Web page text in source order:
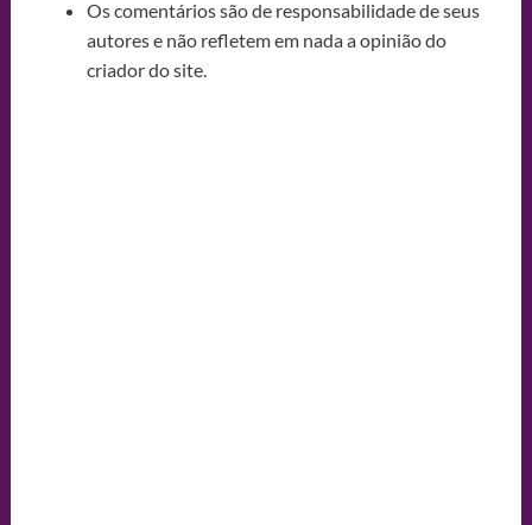
Os comentários são de responsabilidade de seus
autores e não refletem em nada a opinião do
criador do site.